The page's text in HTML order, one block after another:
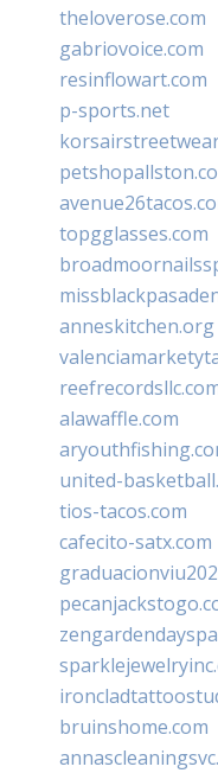
theloverose.com
gabriovoice.com
resinflowart.com
p-sports.net
topgglasses.com
anneskitchen.org
alawaffle.com
united-
tios-tacos.com
cafecito-satx.com
bruinshome.com